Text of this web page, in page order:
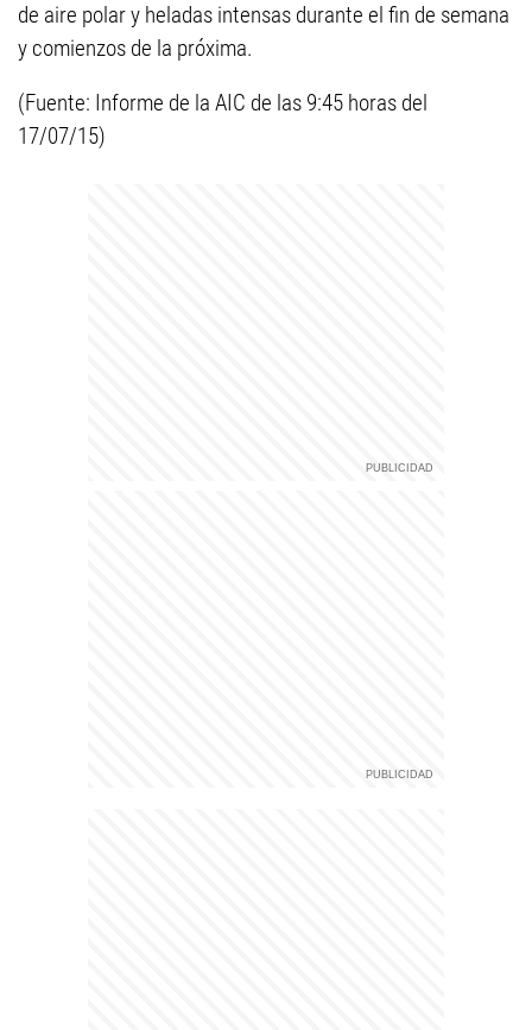
de aire polar y heladas intensas durante el fin de semana
y comienzos de la próxima.
(Fuente: Informe de la AIC de las 9:45 horas del
17/07/15)